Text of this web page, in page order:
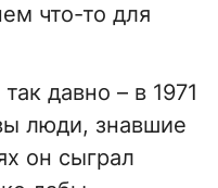
что-то для
давно – в 1971
люди, знавшие
он сыграл